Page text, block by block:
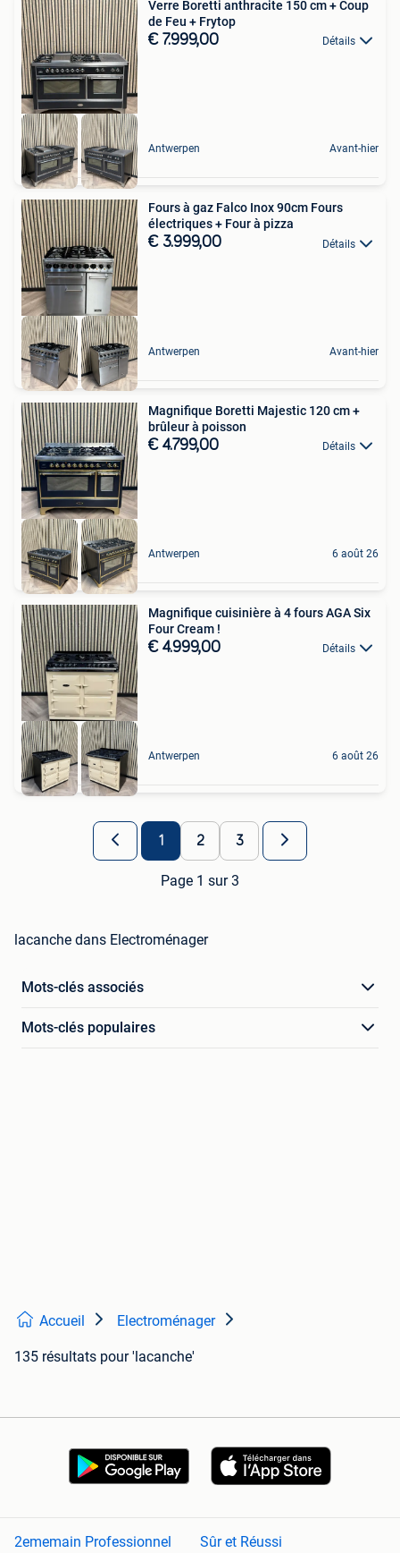
Verre Boretti anthracite 150 cm + Coup
de Feu + Frytop
€ 7.999,00 Détails
Antwerpen Avant-hier
Fours à gaz Falco Inox 90cm Fours
électriques + Four à pizza
€ 3.999,00 Détails
Antwerpen Avant-hier
Magnifique Boretti Majestic 120 cm +
brûleur à poisson
€ 4.799,00 Détails
Antwerpen 6 août 26
Magnifique cuisinière à 4 fours AGA Six
Four Cream !
€ 4.999,00 Détails
Antwerpen 6 août 26
1 2 3
Page 1 sur 3
lacanche dans Electroménager
Mots-clés associés
Mots-clés populaires
Accueil Electroménager
135 résultats pour 'lacanche'
2ememain Professionnel Sûr et Réussi